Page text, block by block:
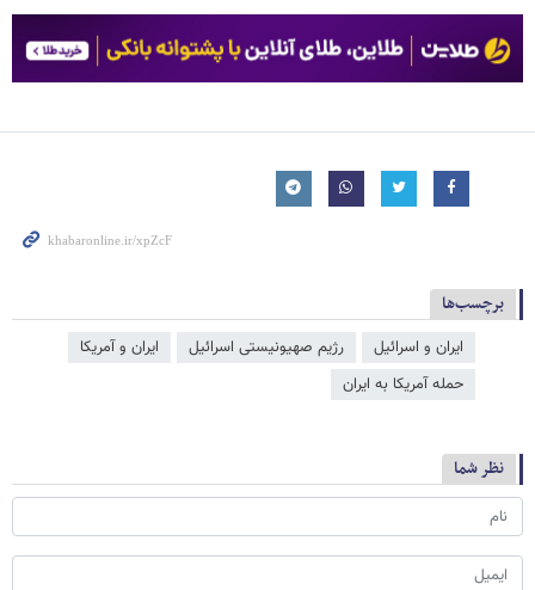
برچسب‌ها
ایران و اسرائیل رژیم صهیونیستی اسرائیل
ایران و آمریکا
حمله آمریکا به ایران
نظر شما